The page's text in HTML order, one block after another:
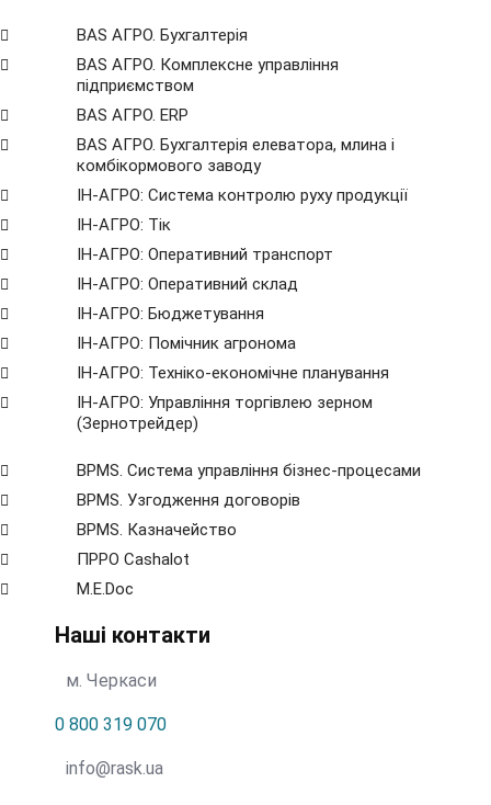
BAS АГРО. Бухгалтерія
BAS АГРО. Комплексне управління
підприємством
BAS АГРО. ERP
BAS АГРО. Бухгалтерія елеватора, млина і
комбікормового заводу
ІН-АГРО: Система контролю руху продукції
ІН-АГРО: Тік
ІН-АГРО: Оперативний транспорт
ІН-АГРО: Оперативний склад
ІН-АГРО: Бюджетування
ІН-АГРО: Помічник агронома
ІН-АГРО: Техніко-економічне планування
ІН-АГРО: Управління торгівлею зерном
(Зернотрейдер)
BPMS. Система управління бізнес-процесами
BPМS. Узгодження договорів
BPМS. Казначейство
ПРРО Cashalot
M.E.Doc
Наші контакти
м. Черкаси
0 800 319 070
info@rask.ua